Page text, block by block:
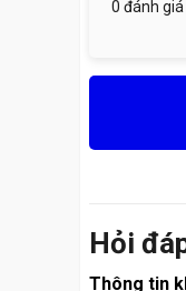
0 đánh
Hỏi
Thông tin